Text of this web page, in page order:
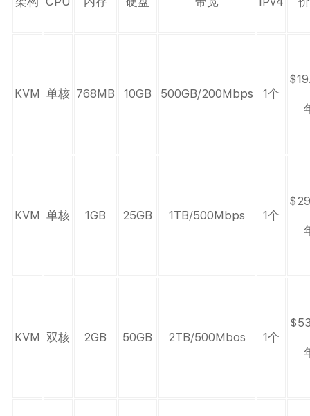
KVM 单核 768MB 10GB 500GB/200Mbps 1个
KVM 单核 1GB 25GB 1TB/500Mbps 1个
KVM 双核 2GB 50GB 2TB/500Mbos 1个